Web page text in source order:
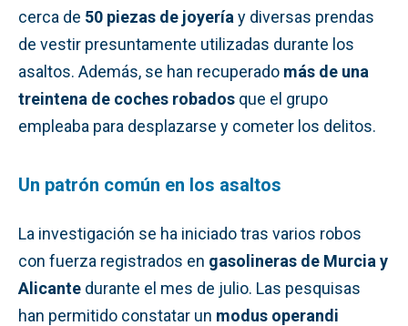
cerca de 50 piezas de joyería y diversas prendas
de vestir presuntamente utilizadas durante los
asaltos. Además, se han recuperado más de una
treintena de coches robados que el grupo
empleaba para desplazarse y cometer los delitos.
Un patrón común en los asaltos
La investigación se ha iniciado tras varios robos
con fuerza registrados en gasolineras de Murcia y
Alicante durante el mes de julio. Las pesquisas
han permitido constatar un modus operandi